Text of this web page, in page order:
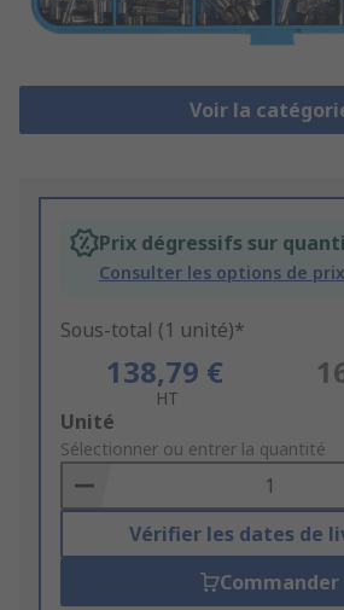
Voir la
Prix dégressifs sur
Consulter les options de
Sous-total (1 unité)*
138,79 €
HT
Add
to
Basket
Unité
Sélectionner ou entrer la quantité
Vérifier les dates de
Commander